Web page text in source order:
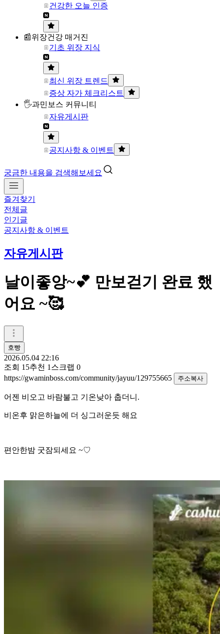
건강한 오늘 인증
📰위장건강 매거진
기초 위장 지식
최신 위장 트렌드
증상 자가 체크리스트
🖐과민보스 커뮤니티
자유게시판
공지사항 & 이벤트
궁금한 내용을 검색해보세요
즐겨찾기
전체글
인기글
공지사항 & 이벤트
자유게시판
날이좋앙~💕 만보걷기 완료 했
어요 ~🥰
호빵
2026.05.04 22:16
조회 15추천 1 스크랩 0
https://gwaminboss.com/community/jayuu/129755665
주소복사
어젠 비오고 바람불고 기온낮아 춥더니.
비온후 맑은하늘에 더 싱그러운듯 해요
편안한밤 굿잠되세요 ~♡